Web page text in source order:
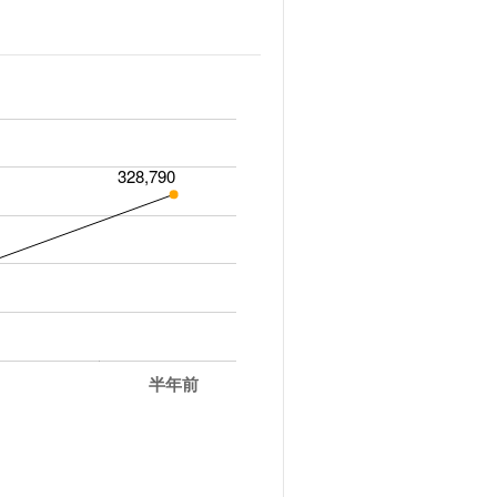
半年前
328,790